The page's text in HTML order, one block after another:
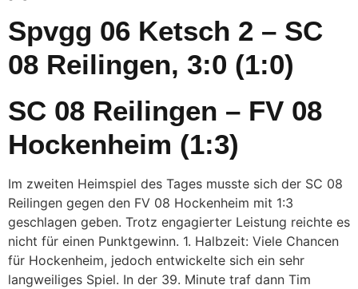
Spvgg 06 Ketsch 2 – SC
08 Reilingen, 3:0 (1:0)
SC 08 Reilingen – FV 08
Hockenheim (1:3)
Im zweiten Heimspiel des Tages musste sich der SC 08
Reilingen gegen den FV 08 Hockenheim mit 1:3
geschlagen geben. Trotz engagierter Leistung reichte es
nicht für einen Punktgewinn. 1. Halbzeit: Viele Chancen
für Hockenheim, jedoch entwickelte sich ein sehr
langweiliges Spiel. In der 39. Minute traf dann Tim